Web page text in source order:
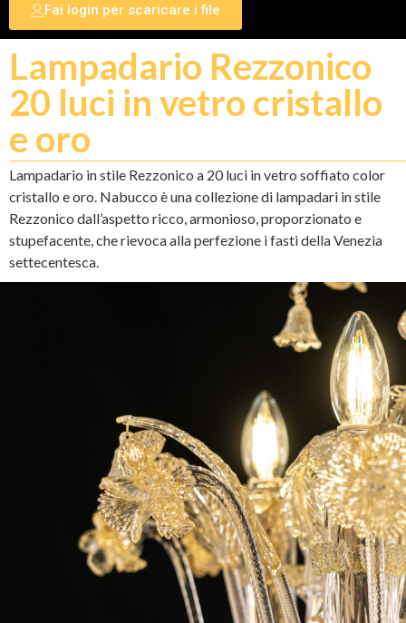
Fai login per scaricare i file
Lampadario Rezzonico
20 luci in vetro cristallo
e oro
Lampadario in stile Rezzonico a 20 luci in vetro soffiato color
cristallo e oro. Nabucco è una collezione di lampadari in stile
Rezzonico dall’aspetto ricco, armonioso, proporzionato e
stupefacente, che rievoca alla perfezione i fasti della Venezia
settecentesca.